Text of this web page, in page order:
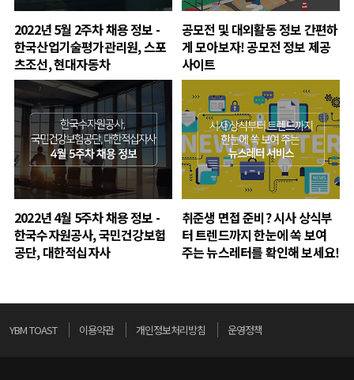
2022년 5월 2주차 채용 정보 -
한국산업기술평가관리원, 스포
츠조선, 현대자동차
공모전 및 대외활동 정보 간편하
게 모아보자! 공모전 정보 제공
사이트
2022년 4월 5주차 채용 정보 -
한국수자원공사, 국민건강보험
공단, 대한적십자사
취준생 면접 준비? 시사 상식부
터 트렌드까지 한눈에 쏙 보여
주는 뉴스레터를 확인해 보세요!
YBM TOAST 이용약관 개인정보처리방침 운영정책